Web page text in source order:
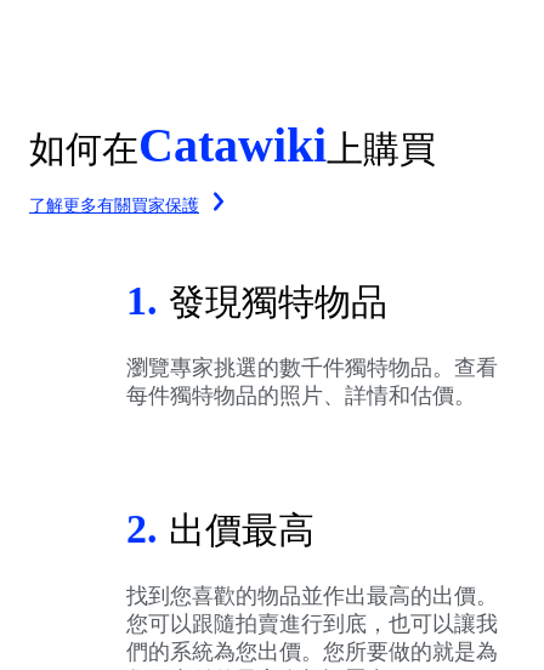
如何在Catawiki 上購買
了解更多有關買家保護
1. 發現獨特物品
瀏覽專家挑選的數千件獨特物品。查看
每件獨特物品的照片、詳情和估價。
2. 出價最高
找到您喜歡的物品並作出最高的出價。
您可以跟隨拍賣進行到底，也可以讓我
們的系統為您出價。您所要做的就是為